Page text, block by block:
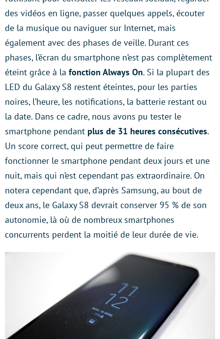
des vidéos en ligne, passer quelques appels, écouter
de la musique ou naviguer sur Internet, mais
également avec des phases de veille. Durant ces
phases, l’écran du smartphone n’est pas complètement
éteint grâce à la fonction Always On. Si la plupart des
LED du Galaxy S8 restent éteintes, pour les parties
noires, l’heure, les notifications, la batterie restant ou
la date. Dans ce cadre, nous avons pu tester le
smartphone pendant plus de 31 heures consécutives.
Un score correct, qui peut permettre de faire
fonctionner le smartphone pendant deux jours et une
nuit, mais qui n’est cependant pas extraordinaire. On
notera cependant que, d’après Samsung, au bout de
deux ans, le Galaxy S8 devrait conserver 95 % de son
autonomie, là où de nombreux smartphones
concurrents perdent la moitié de leur durée de vie.